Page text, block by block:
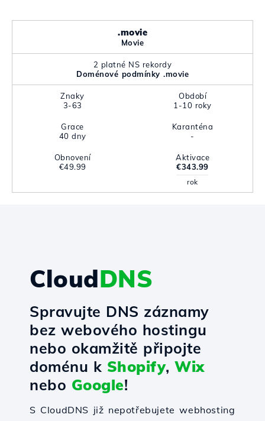
.movie
Movie
2 platné NS rekordy
Doménové podmínky .movie
Znaky
3-63
Období
1-10 roky
Grace
40 dny
Karanténa
-
Obnovení
€49.99
Aktivace
€343.99
rok
CloudDNS
Spravujte DNS záznamy
bez webového hostingu
nebo okamžitě připojte
doménu k Shopify, Wix
nebo Google!
S CloudDNS již nepotřebujete webhosting